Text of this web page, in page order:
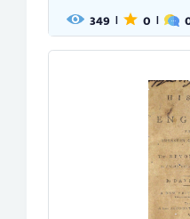
349 | 0 |